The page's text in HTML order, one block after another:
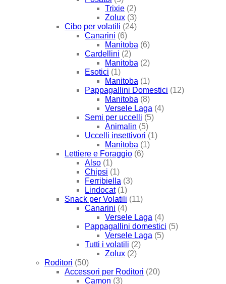
Trixie (2)
Zolux (3)
Cibo per volatili (24)
Canarini (6)
Manitoba (6)
Cardellini (2)
Manitoba (2)
Esotici (1)
Manitoba (1)
Pappagallini Domestici (12)
Manitoba (8)
Versele Laga (4)
Semi per uccelli (5)
Animalin (5)
Uccelli insettivori (1)
Manitoba (1)
Lettiere e Foraggio (6)
Also (1)
Chipsi (1)
Ferribiella (3)
Lindocat (1)
Snack per Volatili (11)
Canarini (4)
Versele Laga (4)
Pappagallini domestici (5)
Versele Laga (5)
Tutti i volatili (2)
Zolux (2)
Roditori (50)
Accessori per Roditori (20)
Camon (3)